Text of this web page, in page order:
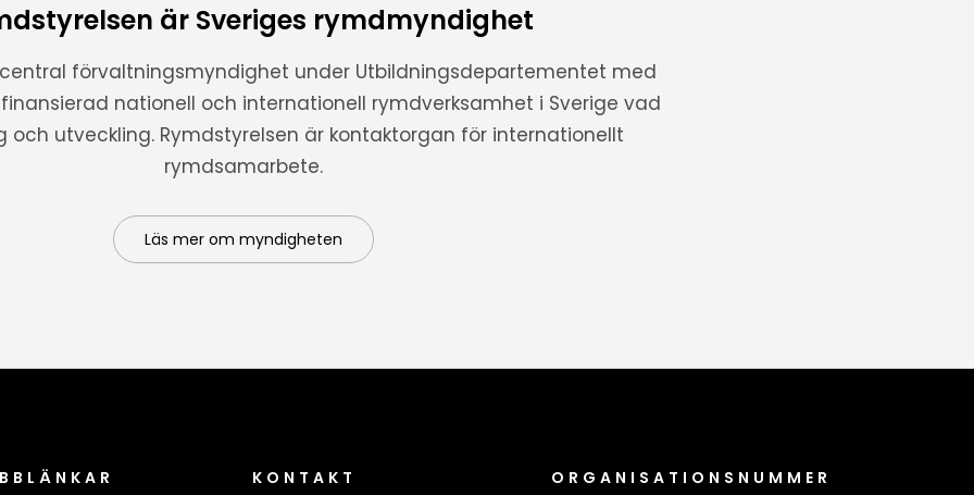
är Sveriges rymdmyndighet
förvaltningsmyndighet under Utbildningsdepartementet med
nationell och internationell rymdverksamhet i Sverige vad
och utveckling. Rymdstyrelsen är kontaktorgan för internationellt
rymdsamarbete.
Läs mer om myndigheten
KONTAKT ORGANISATIONSNUMMER